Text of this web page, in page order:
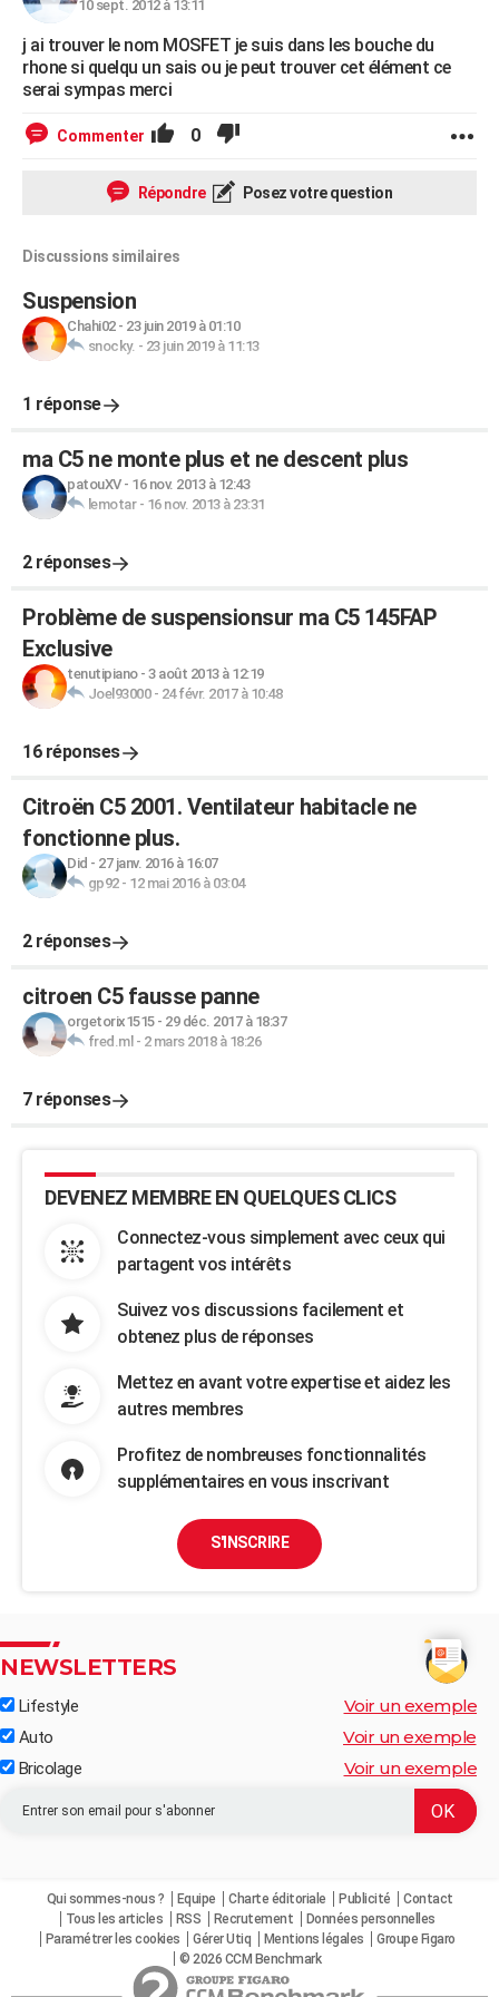
10 sept. 2012 à 13:11
j ai trouver le nom MOSFET je suis dans les bouche du
rhone si quelqu un sais ou je peut trouver cet élément ce
serai sympas merci
Commenter 0
Répondre Posez votre question
Discussions similaires
Suspension
Chahi02- 23 juin 2019 à 01:10
snocky. - 23 juin 2019 à 11:13
1 réponse
ma C5 ne monte plus et ne descent plus
patouXV- 16 nov. 2013 à 12:43
lemotar- 16 nov. 2013 à 23:31
2 réponses
Problème de suspensionsur ma C5 145FAP
Exclusive
tenutipiano- 3 août 2013 à 12:19
Joel93000- 24 févr. 2017 à 10:48
16 réponses
Citroën C5 2001. Ventilateur habitacle ne
fonctionne plus.
Did - 27 janv. 2016 à 16:07
gp92- 12 mai 2016 à 03:04
2 réponses
citroen C5 fausse panne
orgetorix1515- 29 déc. 2017 à 18:37
fred.ml - 2 mars 2018 à 18:26
7 réponses
DEVENEZ MEMBRE EN QUELQUES CLICS
Connectez-vous simplement avec ceux qui
partagent vos intérêts
Suivez vos discussions facilement et
obtenez plus de réponses
Mettez en avant votre expertise et aidez les
autres membres
Profitez de nombreuses fonctionnalités
supplémentaires en vous inscrivant
S'INSCRIRE
NEWSLETTERS
Lifestyle Voir un exemple
Auto Voir un exemple
Bricolage Voir un exemple
Qui sommes-nous ? Equipe Charte éditoriale Publicité
Contact
Tous les articles
RSS Recrutement
Données personnelles
Paramétrer les cookies
Gérer Utiq Mentions légales
Groupe Figaro
© 2026 CCM Benchmark